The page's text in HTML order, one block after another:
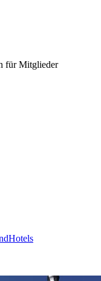
für Mitglieder
Hotels